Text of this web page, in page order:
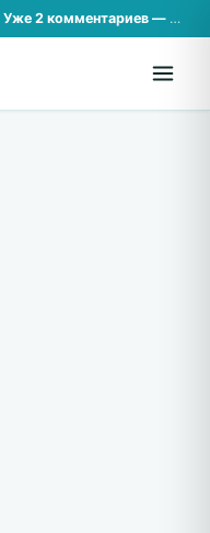
Уже 2 комментариев — возможно, ответ там!